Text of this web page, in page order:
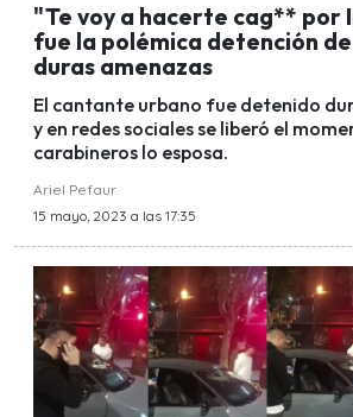
"Te voy a hacerte cag** por
fue la polémica detención
duras amenazas
El cantante urbano fue detenido
y en redes sociales se liberó el
carabineros lo esposa.
Ariel Pefaur
15 mayo, 2023 a las 17:35